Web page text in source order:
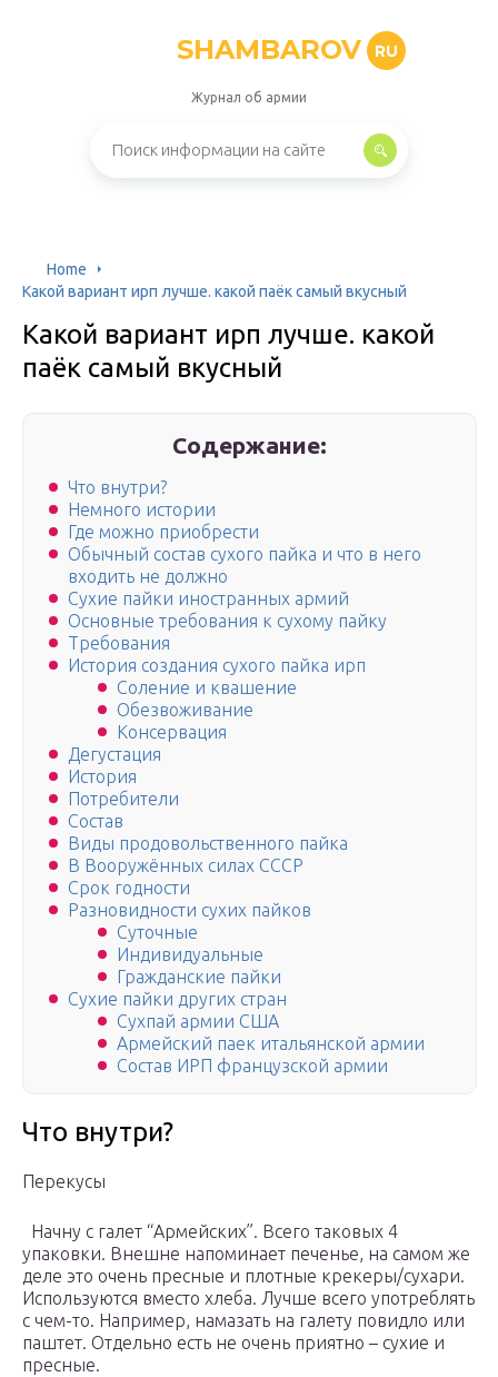
SHAMBAROV RU
Журнал об армии
Home
Какой вариант ирп лучше. какой паёк самый вкусный
Какой вариант ирп лучше. какой
паёк самый вкусный
Содержание:
Что внутри?
Немного истории
Где можно приобрести
Обычный состав сухого пайка и что в него
входить не должно
Сухие пайки иностранных армий
Основные требования к сухому пайку
Требования
История создания сухого пайка ирп
Соление и квашение
Обезвоживание
Консервация
Дегустация
История
Потребители
Состав
Виды продовольственного пайка
В Вооружённых силах СССР
Срок годности
Разновидности сухих пайков
Суточные
Индивидуальные
Гражданские пайки
Сухие пайки других стран
Сухпай армии США
Армейский паек итальянской армии
Состав ИРП французской армии
Что внутри?
Перекусы
Начну с галет “Армейских”. Всего таковых 4
упаковки. Внешне напоминает печенье, на самом же
деле это очень пресные и плотные крекеры/сухари.
Используются вместо хлеба. Лучше всего употреблять
с чем-то. Например, намазать на галету повидло или
паштет. Отдельно есть не очень приятно – сухие и
пресные.